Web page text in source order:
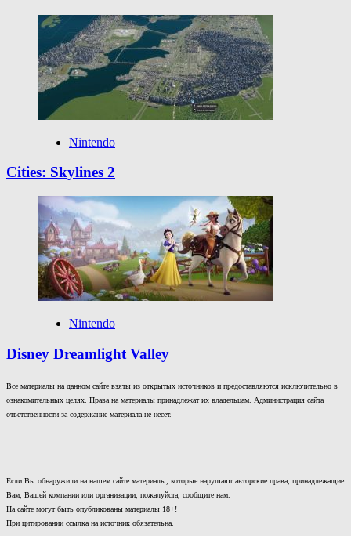
Nintendo
Cities: Skylines 2
Nintendo
Disney Dreamlight Valley
Все материалы на данном сайте взяты из открытых источников и предоставляются исключительно в
ознакомительных целях. Права на материалы принадлежат их владельцам. Администрация сайта
ответственности за содержание материала не несет.
Если Вы обнаружили на нашем сайте материалы, которые нарушают авторские права, принадлежащие
Вам, Вашей компании или организации, пожалуйста, сообщите нам.
На сайте могут быть опубликованы материалы 18+!
При цитировании ссылка на источник обязательна.